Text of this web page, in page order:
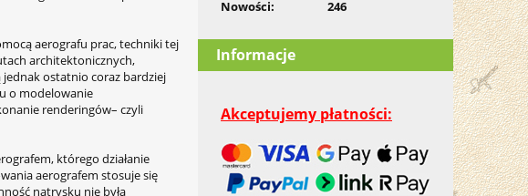
aerografu prac, techniki tej
architektonicznych,
ostatnio coraz bardziej
o modelowanie
renderingów– czyli
którego działanie
aerografem stosuje się
natrysku nie była
Nowości:
246
Informacje
Akceptujemy płatności: